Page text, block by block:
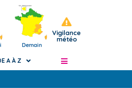
Demain
Vigilance
météo
A À Z